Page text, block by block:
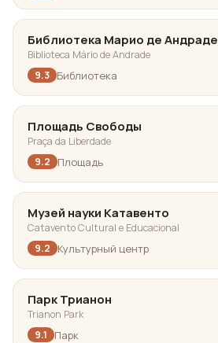
Библиотека Марио де Андраде
Biblioteca Mário de Andrade
9.3 Библиотека
Площадь Свободы
Praça da Liberdade
9.2
Площадь
Музей науки Катавенто
Catavento Cultural e Educacional
9.2
Культурный центр
Парк Трианон
Trianon Park
9.1
Парк